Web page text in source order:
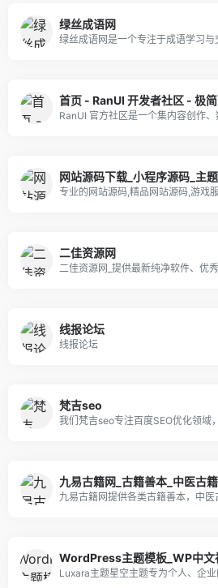
绿丝成语网
绿丝成语网是一个专注于成语学习
RanUI 官方社区是一个集内容创作
网站源码下载_小程序源码_主
专业的网站源码,精品网站源码,游戏
二佳资源网
二佳资源网_提供最新纯净软件、优
线报论坛
线报论坛
梵吉seo
我们梵吉seo专注百度SEO优化领域
九易古籍网提供各类古籍善本，中医
Luxara主题星空主题专为个人、企